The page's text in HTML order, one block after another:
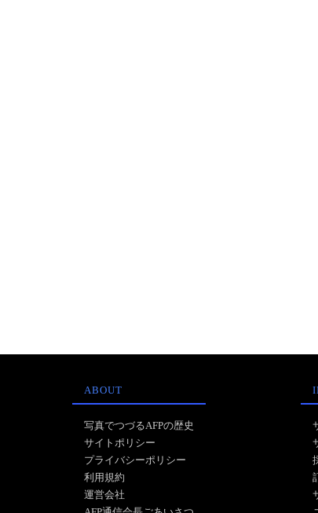
ABOUT
写真でつづるAFPの歴史
サイトポリシー
プライバシーポリシー
利用規約
運営会社